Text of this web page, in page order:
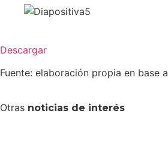
Descargar
Fuente: elaboración propia en base
Otras noticias de interés